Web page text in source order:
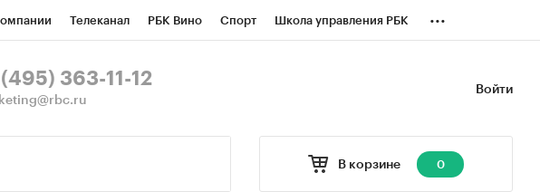
Телеканал РБК Вино Спорт Школа управления РБК
Спецпроекты
...
Войти
(495) 363-11-12
В корзине 0